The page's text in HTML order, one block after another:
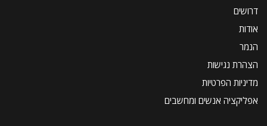
דרושים
אודות
הנמר
הצהרת נגישות
מדיניות הפרטיות
אפליקציה אנשים ומחשבים